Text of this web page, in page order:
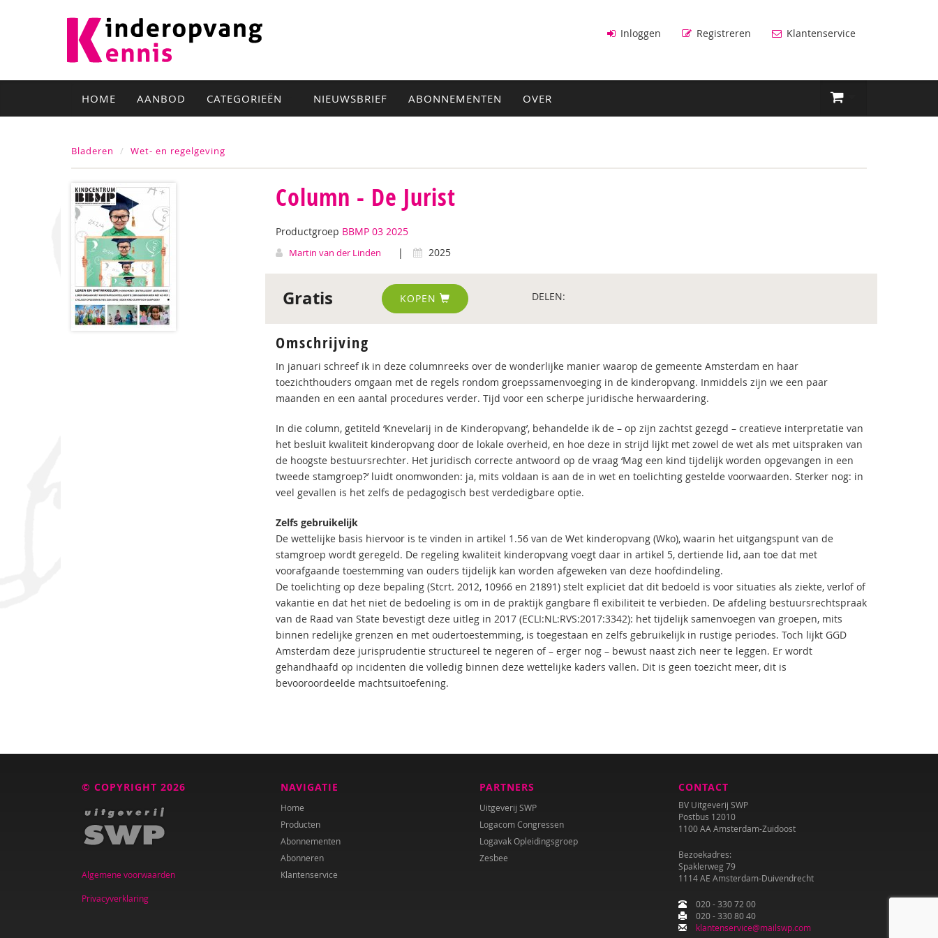
Inloggen Registreren Klantenservice
HOME AANBOD CATEGORIEËN NIEUWSBRIEF ABONNEMENTEN OVER
Bladeren Wet- en regelgeving
Column - De Jurist
Productgroep BBMP 03 2025
Martin van der Linden | 2025
Gratis KOPEN DELEN:
Omschrijving
In januari schreef ik in deze columnreeks over de wonderlijke manier waarop de gemeente Amsterdam en haar
toezichthouders omgaan met de regels rondom groepssamenvoeging in de kinderopvang. Inmiddels zijn we een paar
maanden en een aantal procedures verder. Tijd voor een scherpe juridische herwaardering.
In die column, getiteld ‘Knevelarij in de Kinderopvang’, behandelde ik de – op zijn zachtst gezegd – creatieve interpretatie van
het besluit kwaliteit kinderopvang door de lokale overheid, en hoe deze in strijd lijkt met zowel de wet als met uitspraken van
de hoogste bestuursrechter. Het juridisch correcte antwoord op de vraag ‘Mag een kind tijdelijk worden opgevangen in een
tweede stamgroep?’ luidt onomwonden: ja, mits voldaan is aan de in wet en toelichting gestelde voorwaarden. Sterker nog: in
veel gevallen is het zelfs de pedagogisch best verdedigbare optie.
Zelfs gebruikelijk
De wettelijke basis hiervoor is te vinden in artikel 1.56 van de Wet kinderopvang (Wko), waarin het uitgangspunt van de
stamgroep wordt geregeld. De regeling kwaliteit kinderopvang voegt daar in artikel 5, dertiende lid, aan toe dat met
voorafgaande toestemming van ouders tijdelijk kan worden afgeweken van deze hoofdindeling.
De toelichting op deze bepaling (Stcrt. 2012, 10966 en 21891) stelt expliciet dat dit bedoeld is voor situaties als ziekte, verlof of
vakantie en dat het niet de bedoeling is om in de praktijk gangbare fl exibiliteit te verbieden. De afdeling bestuursrechtspraak
van de Raad van State bevestigt deze uitleg in 2017 (ECLI:NL:RVS:2017:3342): het tijdelijk samenvoegen van groepen, mits
binnen redelijke grenzen en met oudertoestemming, is toegestaan en zelfs gebruikelijk in rustige periodes. Toch lijkt GGD
Amsterdam deze jurisprudentie structureel te negeren of – erger nog – bewust naast zich neer te leggen. Er wordt
gehandhaafd op incidenten die volledig binnen deze wettelijke kaders vallen. Dit is geen toezicht meer, dit is
bevooroordeelde machtsuitoefening.
© COPYRIGHT 2026
Algemene voorwaarden
Privacyverklaring
NAVIGATIE
Home
Producten
Abonnementen
Abonneren
Klantenservice
PARTNERS
Uitgeverij SWP
Logacom Congressen
Logavak Opleidingsgroep
Zesbee
CONTACT
BV Uitgeverij SWP
Postbus 12010
1100 AA Amsterdam-Zuidoost
Bezoekadres:
Spaklerweg 79
1114 AE Amsterdam-Duivendrecht
020 - 330 72 00
020 - 330 80 40
klantenservice@mailswp.com